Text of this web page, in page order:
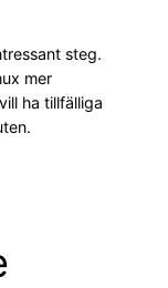
steg.
mer
ha tillfälliga